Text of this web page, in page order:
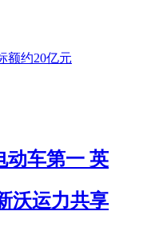
额约20亿元
动车第一 英
沃运力共享